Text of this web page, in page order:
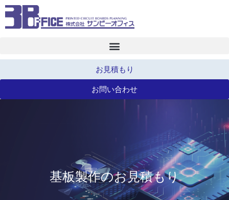
お見積もり
お問い合わせ
基板製作のお見積もり